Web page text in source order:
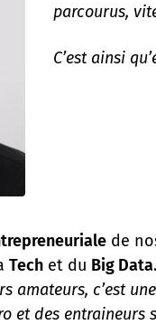
parcourus,
C’est ainsi
de
Tech et du Big Data
amateurs, c’est
et des